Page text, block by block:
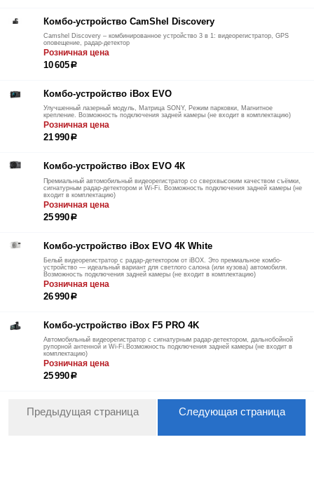
Комбо-устройство CamShel Discovery
Camshel Discovery – комбинированное устройство 3 в 1: видеорегистратор, GPS
оповещение, радар-детектор
Розничная цена
10 605р
Комбо-устройство iBox EVO
Улучшенный лазерный модуль, Матрица SONY, Режим парковки, Магнитное
крепление. Возможность подключения задней камеры (не входит в комплектацию)
Розничная цена
21 990р
Комбо-устройство iBox EVO 4К
Премиальный автомобильный видеорегистратор со сверхвысоким качеством съёмки,
сигнатурным радар-детектором и Wi-Fi. Возможность подключения задней камеры (не
входит в комплектацию)
Розничная цена
25 990р
Комбо-устройство iBox EVO 4К White
Белый видеорегистратор с радар-детектором от iBOX. Это премиальное комбо-
устройство — идеальный вариант для светлого салона (или кузова) автомобиля.
Возможность подключения задней камеры (не входит в комплектацию)
Розничная цена
26 990р
Комбо-устройство iBox F5 PRO 4K
Автомобильный видеорегистратор с сигнатурным радар-детектором, дальнобойной
рупорной антенной и Wi-Fi.Возможность подключения задней камеры (не входит в
комплектацию)
Розничная цена
25 990р
Предыдущая страница Следующая страница